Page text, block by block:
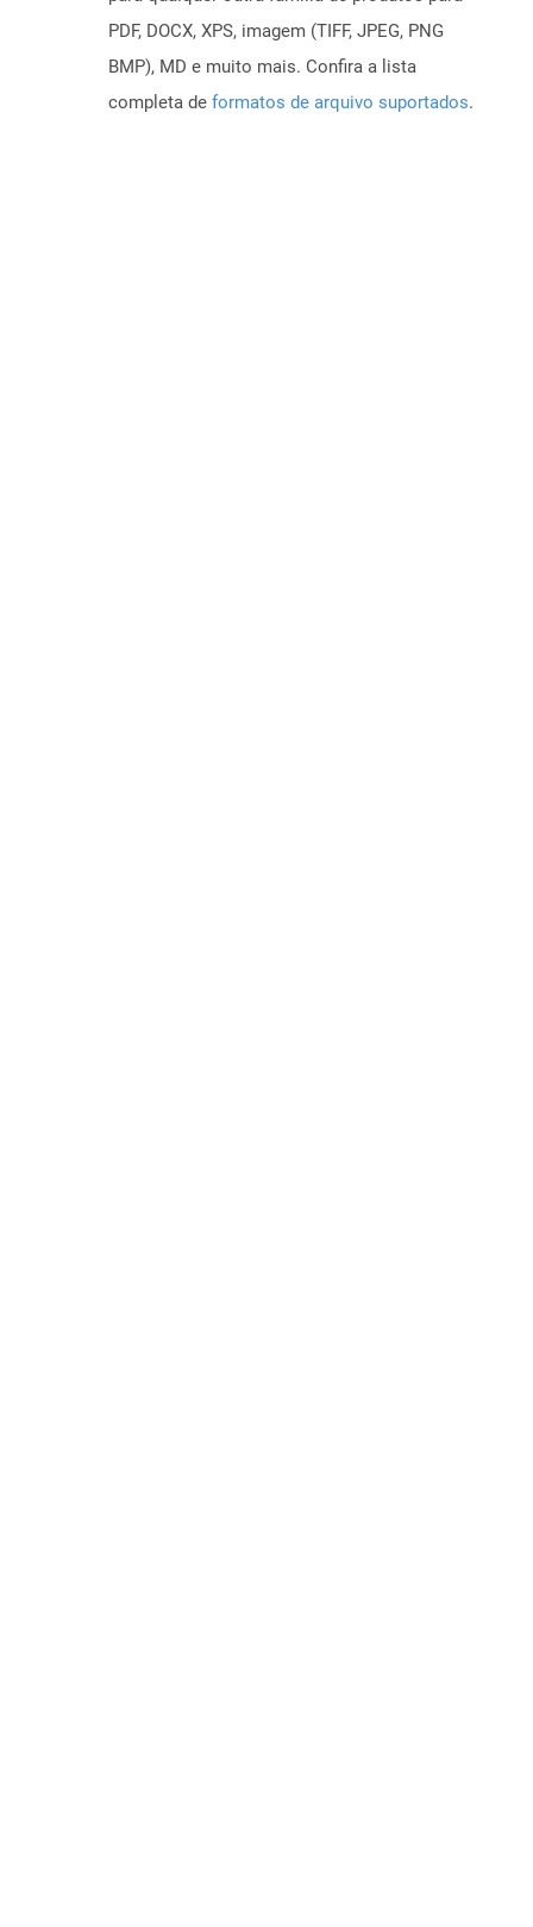
PDF, DOCX, XPS, imagem (TIFF, JPEG, PNG
BMP), MD e muito mais. Confira a lista
completa de formatos de arquivo suportados.